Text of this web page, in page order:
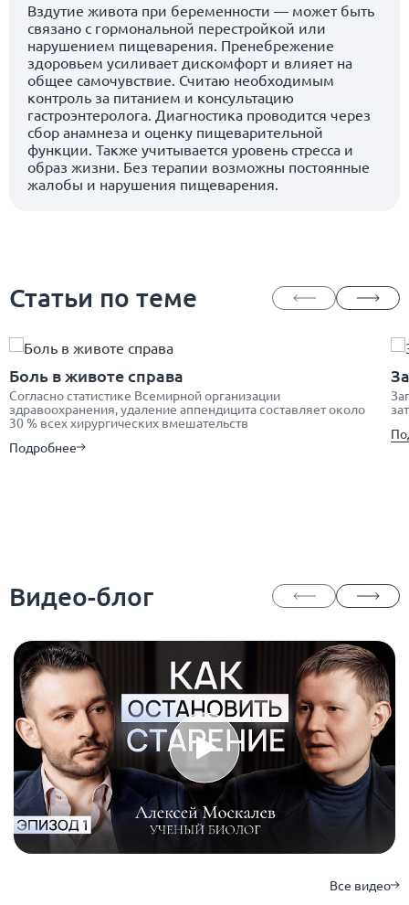
Вздутие живота при беременности — может быть
связано с гормональной перестройкой или
нарушением пищеварения. Пренебрежение
здоровьем усиливает дискомфорт и влияет на
общее самочувствие. Считаю необходимым
контроль за питанием и консультацию
гастроэнтеролога. Диагностика проводится через
сбор анамнеза и оценку пищеварительной
функции. Также учитывается уровень стресса и
образ жизни. Без терапии возможны постоянные
жалобы и нарушения пищеварения.
Статьи по теме
Боль в животе справа
Согласно статистике Всемирной организации
здравоохранения, удаление аппендицита составляет около
30 % всех хирургических вмешательств
Подробнее
Видео-блог
Все видео